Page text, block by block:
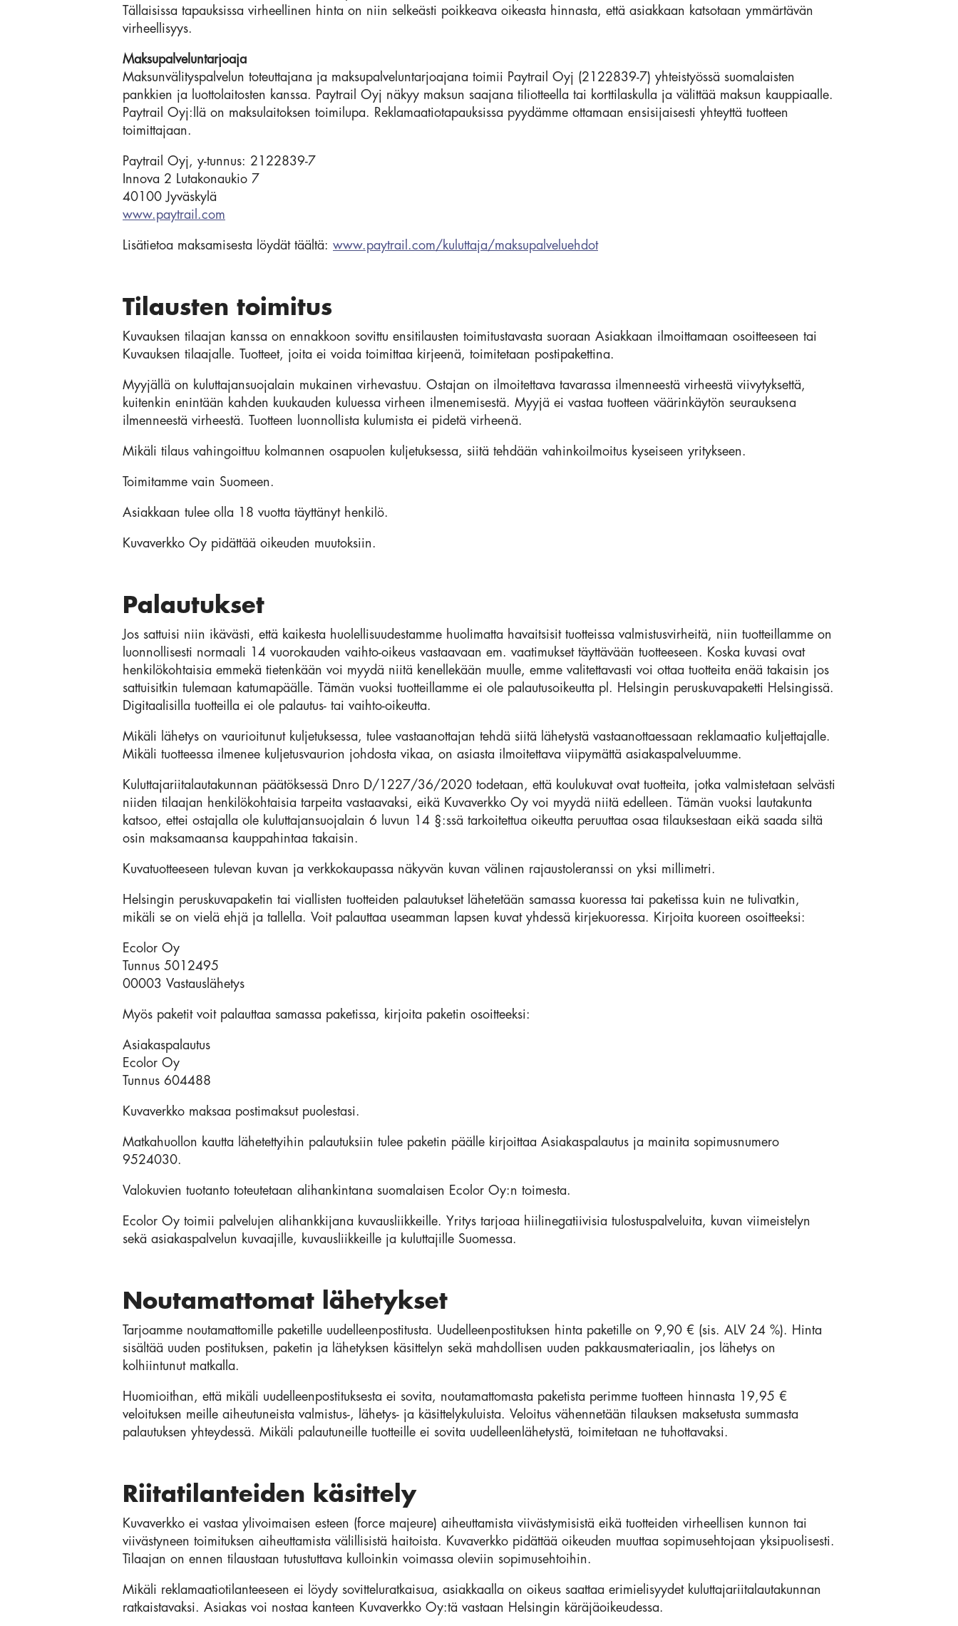
Tällaisissa tapauksissa virheellinen hinta on niin selkeästi poikkeava oikeasta hinnasta, että asiakkaan katsotaan ymmärtävän
virheellisyys.
Maksupalveluntarjoaja
Maksunvälityspalvelun toteuttajana ja maksupalveluntarjoajana toimii Paytrail Oyj (2122839-7) yhteistyössä suomalaisten
pankkien ja luottolaitosten kanssa. Paytrail Oyj näkyy maksun saajana tiliotteella tai korttilaskulla ja välittää maksun kauppiaalle.
Paytrail Oyj:llä on maksulaitoksen toimilupa. Reklamaatiotapauksissa pyydämme ottamaan ensisijaisesti yhteyttä tuotteen
toimittajaan.
Paytrail Oyj, y-tunnus: 2122839-7
Innova 2 Lutakonaukio 7
40100 Jyväskylä
www.paytrail.com
Lisätietoa maksamisesta löydät täältä: www.paytrail.com/kuluttaja/maksupalveluehdot
Tilausten toimitus
Kuvauksen tilaajan kanssa on ennakkoon sovittu ensitilausten toimitustavasta suoraan Asiakkaan ilmoittamaan osoitteeseen tai
Kuvauksen tilaajalle. Tuotteet, joita ei voida toimittaa kirjeenä, toimitetaan postipakettina.
Myyjällä on kuluttajansuojalain mukainen virhevastuu. Ostajan on ilmoitettava tavarassa ilmenneestä virheestä viivytyksettä,
kuitenkin enintään kahden kuukauden kuluessa virheen ilmenemisestä. Myyjä ei vastaa tuotteen väärinkäytön seurauksena
ilmenneestä virheestä. Tuotteen luonnollista kulumista ei pidetä virheenä.
Mikäli tilaus vahingoittuu kolmannen osapuolen kuljetuksessa, siitä tehdään vahinkoilmoitus kyseiseen yritykseen.
Toimitamme vain Suomeen.
Asiakkaan tulee olla 18 vuotta täyttänyt henkilö.
Kuvaverkko Oy pidättää oikeuden muutoksiin.
Palautukset
Jos sattuisi niin ikävästi, että kaikesta huolellisuudestamme huolimatta havaitsisit tuotteissa valmistusvirheitä, niin tuotteillamme on
luonnollisesti normaali 14 vuorokauden vaihto-oikeus vastaavaan em. vaatimukset täyttävään tuotteeseen. Koska kuvasi ovat
henkilökohtaisia emmekä tietenkään voi myydä niitä kenellekään muulle, emme valitettavasti voi ottaa tuotteita enää takaisin jos
sattuisitkin tulemaan katumapäälle. Tämän vuoksi tuotteillamme ei ole palautusoikeutta pl. Helsingin peruskuvapaketti Helsingissä.
Digitaalisilla tuotteilla ei ole palautus- tai vaihto-oikeutta.
Mikäli lähetys on vaurioitunut kuljetuksessa, tulee vastaanottajan tehdä siitä lähetystä vastaanottaessaan reklamaatio kuljettajalle.
Mikäli tuotteessa ilmenee kuljetusvaurion johdosta vikaa, on asiasta ilmoitettava viipymättä asiakaspalveluumme.
Kuluttajariitalautakunnan päätöksessä Dnro D/1227/36/2020 todetaan, että koulukuvat ovat tuotteita, jotka valmistetaan selvästi
niiden tilaajan henkilökohtaisia tarpeita vastaavaksi, eikä Kuvaverkko Oy voi myydä niitä edelleen. Tämän vuoksi lautakunta
katsoo, ettei ostajalla ole kuluttajansuojalain 6 luvun 14 §:ssä tarkoitettua oikeutta peruuttaa osaa tilauksestaan eikä saada siltä
osin maksamaansa kauppahintaa takaisin.
Kuvatuotteeseen tulevan kuvan ja verkkokaupassa näkyvän kuvan välinen rajaustoleranssi on yksi millimetri.
Helsingin peruskuvapaketin tai viallisten tuotteiden palautukset lähetetään samassa kuoressa tai paketissa kuin ne tulivatkin,
mikäli se on vielä ehjä ja tallella. Voit palauttaa useamman lapsen kuvat yhdessä kirjekuoressa. Kirjoita kuoreen osoitteeksi:
Ecolor Oy
Tunnus 5012495
00003 Vastauslähetys
Myös paketit voit palauttaa samassa paketissa, kirjoita paketin osoitteeksi:
Asiakaspalautus
Ecolor Oy
Tunnus 604488
Kuvaverkko maksaa postimaksut puolestasi.
Matkahuollon kautta lähetettyihin palautuksiin tulee paketin päälle kirjoittaa Asiakaspalautus ja mainita sopimusnumero
9524030.
Valokuvien tuotanto toteutetaan alihankintana suomalaisen Ecolor Oy:n toimesta.
Ecolor Oy toimii palvelujen alihankkijana kuvausliikkeille. Yritys tarjoaa hiilinegatiivisia tulostuspalveluita, kuvan viimeistelyn
sekä asiakaspalvelun kuvaajille, kuvausliikkeille ja kuluttajille Suomessa.
Noutamattomat lähetykset
Tarjoamme noutamattomille paketille uudelleenpostitusta. Uudelleenpostituksen hinta paketille on 9,90 € (sis. ALV 24 %). Hinta
sisältää uuden postituksen, paketin ja lähetyksen käsittelyn sekä mahdollisen uuden pakkausmateriaalin, jos lähetys on
kolhiintunut matkalla.
Huomioithan, että mikäli uudelleenpostituksesta ei sovita, noutamattomasta paketista perimme tuotteen hinnasta 19,95 €
veloituksen meille aiheutuneista valmistus-, lähetys- ja käsittelykuluista. Veloitus vähennetään tilauksen maksetusta summasta
palautuksen yhteydessä. Mikäli palautuneille tuotteille ei sovita uudelleenlähetystä, toimitetaan ne tuhottavaksi.
Riitatilanteiden käsittely
Kuvaverkko ei vastaa ylivoimaisen esteen (force majeure) aiheuttamista viivästymisistä eikä tuotteiden virheellisen kunnon tai
viivästyneen toimituksen aiheuttamista välillisistä haitoista. Kuvaverkko pidättää oikeuden muuttaa sopimusehtojaan yksipuolisesti.
Tilaajan on ennen tilaustaan tutustuttava kulloinkin voimassa oleviin sopimusehtoihin.
Mikäli reklamaatiotilanteeseen ei löydy sovitteluratkaisua, asiakkaalla on oikeus saattaa erimielisyydet kuluttajariitalautakunnan
ratkaistavaksi. Asiakas voi nostaa kanteen Kuvaverkko Oy:tä vastaan Helsingin käräjäoikeudessa.